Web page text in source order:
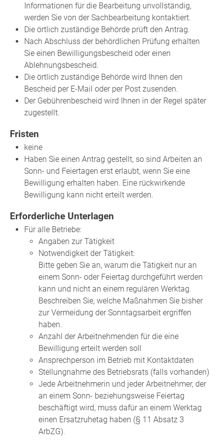
Informationen für die Bearbeitung unvollständig,
werden Sie von der Sachbearbeitung kontaktiert.
Die örtlich zuständige Behörde prüft den Antrag.
Nach Abschluss der behördlichen Prüfung erhalten
Sie einen Bewilligungsbescheid oder einen
Ablehnungsbescheid.
Die örtlich zuständige Behörde wird Ihnen den
Bescheid per E-Mail oder per Post zusenden.
Der Gebührenbescheid wird Ihnen in der Regel später
zugestellt.
Fristen
keine
Haben Sie einen Antrag gestellt, so sind Arbeiten an
Sonn- und Feiertagen erst erlaubt, wenn Sie eine
Bewilligung erhalten haben. Eine rückwirkende
Bewilligung kann nicht erteilt werden.
Erforderliche Unterlagen
Für alle Betriebe:
Angaben zur Tätigkeit
Notwendigkeit der Tätigkeit:
Bitte geben Sie an, warum die Tätigkeit nur an
einem Sonn- oder Feiertag durchgeführt werden
kann und nicht an einem regulären Werktag.
Beschreiben Sie, welche Maßnahmen Sie bisher
zur Vermeidung der Sonntagsarbeit ergriffen
haben.
Anzahl der Arbeitnehmenden für die eine
Bewilligung erteilt werden soll
Ansprechperson im Betrieb mit Kontaktdaten
Stellungnahme des Betriebsrats (falls vorhanden)
Jede Arbeitnehmerin und jeder Arbeitnehmer, der
an einem Sonn- beziehungsweise Feiertag
beschäftigt wird, muss dafür an einem Werktag
einen Ersatzruhetag haben (§ 11 Absatz 3
ArbZG).